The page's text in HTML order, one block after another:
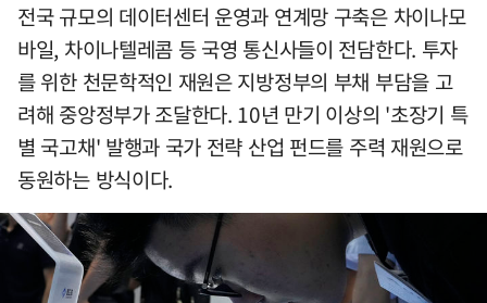
전국 규모의 데이터센터 운영과 연계망 구축은 차이나모
바일, 차이나텔레콤 등 국영 통신사들이 전담한다. 투자
를 위한 천문학적인 재원은 지방정부의 부채 부담을 고
려해 중앙정부가 조달한다. 10년 만기 이상의 '초장기 특
별 국고채' 발행과 국가 전략 산업 펀드를 주력 재원으로
동원하는 방식이다.